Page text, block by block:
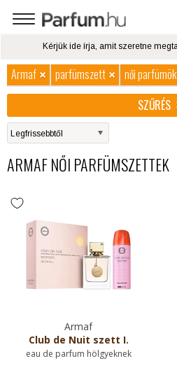
Armaf parfümszett
női parfümök
SZŰRÉS
ARMAF NŐI PARFÜMSZETTEK
Armaf
Club de Nuit szett I.
eau de parfum hölgyeknek